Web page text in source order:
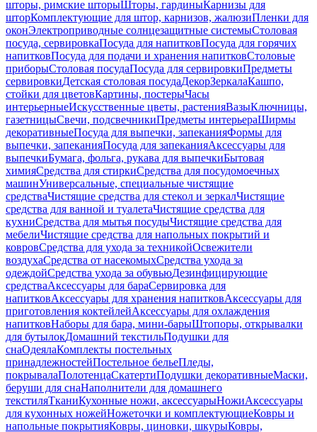
шторы, римские шторыШторы, гардиныКарнизы для
шторКомплектующие для штор, карнизов, жалюзиПленки для
оконЭлектроприводные солнцезащитные системыСтоловая
посуда, сервировкаПосуда для напитковПосуда для горячих
напитковПосуда для подачи и хранения напитковСтоловые
приборыСтоловая посудаПосуда для сервировкиПредметы
сервировкиДетская столовая посудаДекорЗеркалаКашпо,
стойки для цветовКартины, постерыЧасы
интерьерныеИскусственные цветы, растенияВазыКлючницы,
газетницыСвечи, подсвечникиПредметы интерьераШирмы
декоративныеПосуда для выпечки, запеканияФормы для
выпечки, запеканияПосуда для запеканияАксессуары для
выпечкиБумага, фольга, рукава для выпечкиБытовая
химияСредства для стиркиСредства для посудомоечных
машинУниверсальные, специальные чистящие
средстваЧистящие средства для стекол и зеркалЧистящие
средства для ванной и туалетаЧистящие средства для
кухниСредства для мытья посудыЧистящие средства для
мебелиЧистящие средства для напольных покрытий и
ковровСредства для ухода за техникойОсвежители
воздухаСредства от насекомыхСредства ухода за
одеждойСредства ухода за обувьюДезинфицирующие
средстваАксессуары для бараСервировка для
напитковАксессуары для хранения напитковАксессуары для
приготовления коктейлейАксессуары для охлаждения
напитковНаборы для бара, мини-барыШтопоры, открывалки
для бутылокДомашний текстильПодушки для
снаОдеялаКомплекты постельных
принадлежностейПостельное бельеПледы,
покрывалаПолотенцаСкатертиПодушки декоративныеМаски,
беруши для снаНаполнители для домашнего
текстиляТканиКухонные ножи, аксессуарыНожиАксессуары
для кухонных ножейНожеточки и комплектующиеКовры и
напольные покрытияКовры, циновки, шкурыКовры,